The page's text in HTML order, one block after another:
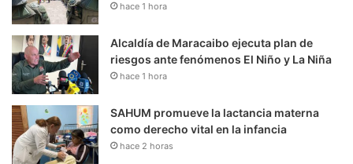
hace 1 hora
Alcaldía de Maracaibo ejecuta plan de
riesgos ante fenómenos El Niño y La Niña
hace 1 hora
SAHUM promueve la lactancia materna
como derecho vital en la infancia
hace 2 horas